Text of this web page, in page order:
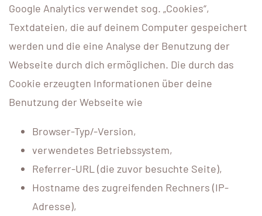
Google Analytics verwendet sog. „Cookies“,
Textdateien, die auf deinem Computer gespeichert
werden und die eine Analyse der Benutzung der
Webseite durch dich ermöglichen. Die durch das
Cookie erzeugten Informationen über deine
Benutzung der Webseite wie
Browser-Typ/-Version,
verwendetes Betriebssystem,
Referrer-URL (die zuvor besuchte Seite),
Hostname des zugreifenden Rechners (IP-
Adresse),